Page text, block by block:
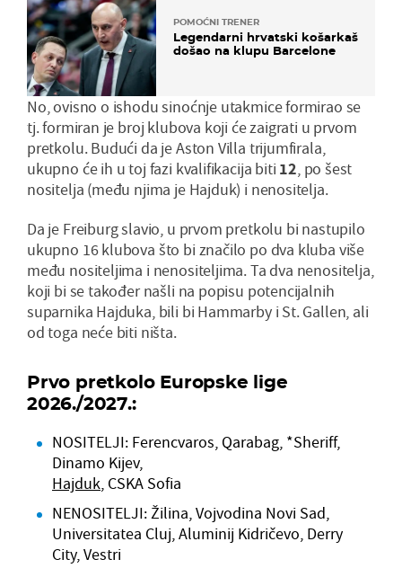
POMOĆNI TRENER
Legendarni hrvatski košarkaš
došao na klupu Barcelone
No, ovisno o ishodu sinoćnje utakmice formirao se
tj. formiran je broj klubova koji će zaigrati u prvom
pretkolu. Budući da je Aston Villa trijumfirala,
ukupno će ih u toj fazi kvalifikacija biti 12, po šest
nositelja (među njima je Hajduk) i nenositelja.
Da je Freiburg slavio, u prvom pretkolu bi nastupilo
ukupno 16 klubova što bi značilo po dva kluba više
među nositeljima i nenositeljima. Ta dva nenositelja,
koji bi se također našli na popisu potencijalnih
suparnika Hajduka, bili bi Hammarby i St. Gallen, ali
od toga neće biti ništa.
Prvo pretkolo Europske lige
2026./2027.:
NOSITELJI: Ferencvaros, Qarabag, *Sheriff,
Dinamo Kijev,
Hajduk, CSKA Sofia
NENOSITELJI: Žilina, Vojvodina Novi Sad,
Universitatea Cluj, Aluminij Kidričevo, Derry
City, Vestri